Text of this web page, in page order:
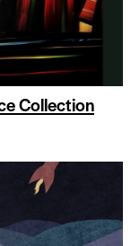
Collection